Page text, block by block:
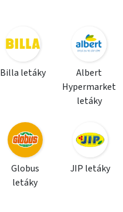
Billa letáky
Albert
Hypermarket
letáky
Globus
letáky
JIP letáky